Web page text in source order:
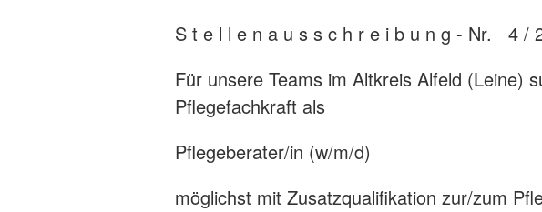
S t e l l e n a u s s c h r e i b u n g - Nr. 4 /
Für unsere Teams im Altkreis Alfeld (Leine)
Pflegefachkraft als
Pflegeberater/in (w/m/d)
möglichst mit Zusatzqualifikation zur/zum